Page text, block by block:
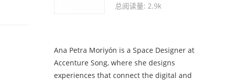
总阅读量: 2.9k
Ana Petra Moriyón is a Space Designer at
Accenture Song, where she designs
experiences that connect the digital and